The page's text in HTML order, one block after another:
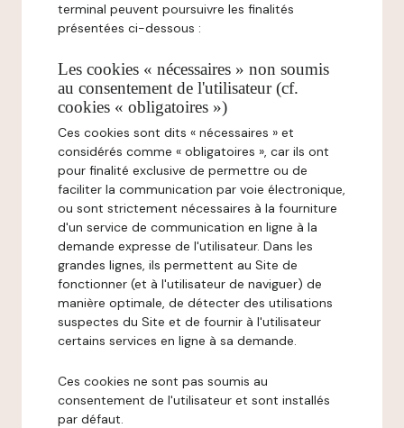
terminal peuvent poursuivre les finalités
présentées ci-dessous :
Les cookies « nécessaires » non soumis
au consentement de l'utilisateur (cf.
cookies « obligatoires »)
Ces cookies sont dits « nécessaires » et
considérés comme « obligatoires », car ils ont
pour finalité exclusive de permettre ou de
faciliter la communication par voie électronique,
ou sont strictement nécessaires à la fourniture
d'un service de communication en ligne à la
demande expresse de l'utilisateur. Dans les
grandes lignes, ils permettent au Site de
fonctionner (et à l'utilisateur de naviguer) de
manière optimale, de détecter des utilisations
suspectes du Site et de fournir à l'utilisateur
certains services en ligne à sa demande.
Ces cookies ne sont pas soumis au
consentement de l'utilisateur et sont installés
par défaut.